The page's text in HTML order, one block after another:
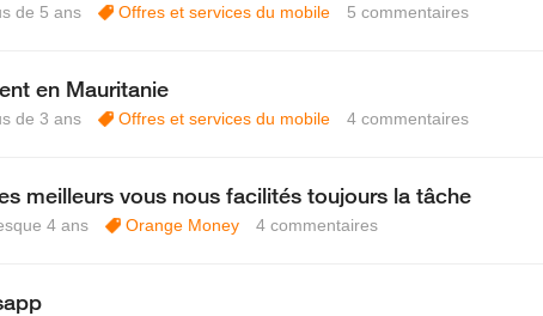
de 5 ans Offres et services du mobile 5 commentaires
en Mauritanie
de 3 ans Offres et services du mobile 4 commentaires
meilleurs vous nous facilités toujours la tâche
4 ans Orange Money 4 commentaires